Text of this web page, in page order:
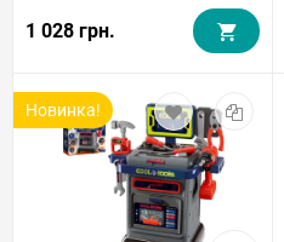
1 028 грн.
Новинка!